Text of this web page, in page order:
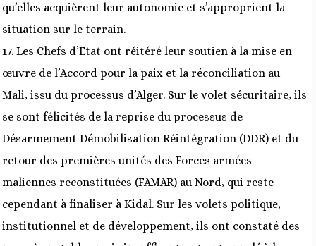
qu’elles acquièrent leur autonomie et s’approprient la
situation sur le terrain.
17. Les Chefs d’Etat ont réitéré leur soutien à la mise en
œuvre de l’Accord pour la paix et la réconciliation au
Mali, issu du processus d’Alger. Sur le volet sécuritaire, ils
se sont félicités de la reprise du processus de
Désarmement Démobilisation Réintégration (DDR) et du
retour des premières unités des Forces armées
maliennes reconstituées (FAMAR) au Nord, qui reste
cependant à finaliser à Kidal. Sur les volets politique,
institutionnel et de développement, ils ont constaté des